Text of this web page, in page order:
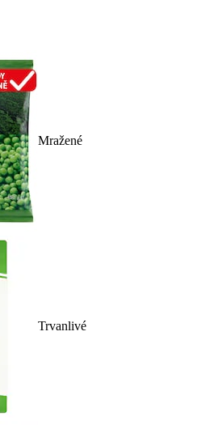
Mražené
Trvanlivé